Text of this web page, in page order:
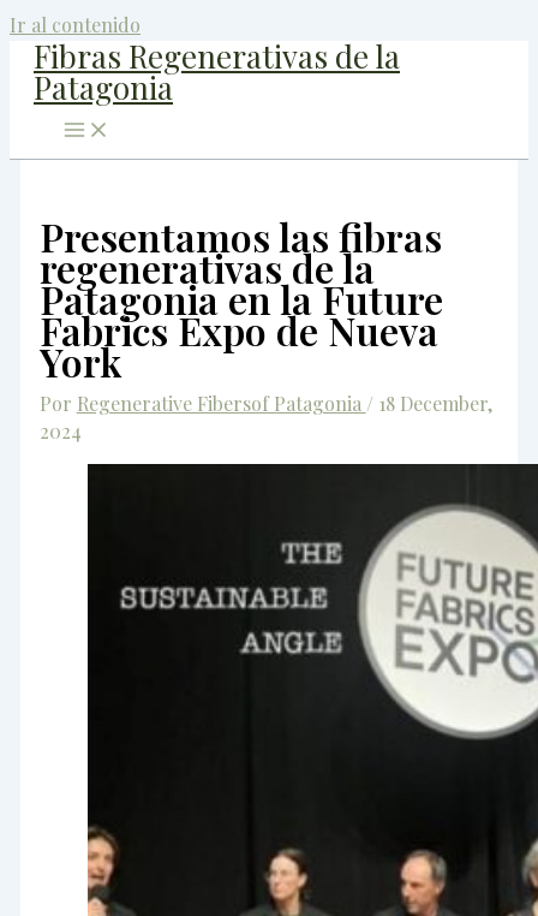
Ir al contenido
Fibras Regenerativas de la
Patagonia
Presentamos las fibras
regenerativas de la
Patagonia en la Future
Fabrics Expo de Nueva
York
Por Regenerative Fibersof Patagonia / 18 December,
2024